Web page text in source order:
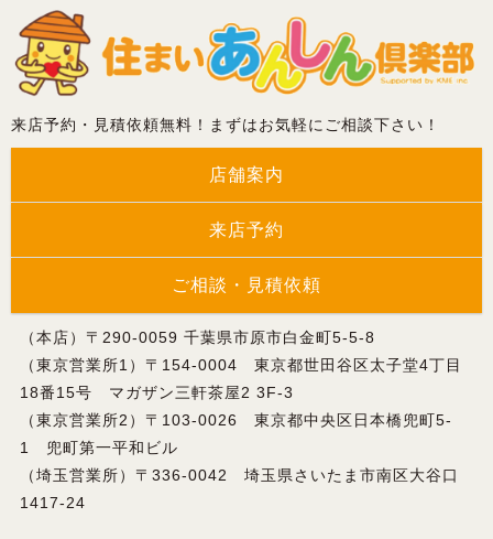
来店予約・見積依頼無料！まずはお気軽にご相談下さい！
店舗案内
来店予約
ご相談・見積依頼
（本店）〒290-0059 千葉県市原市白金町5-5-8
（東京営業所1）〒154-0004 東京都世田谷区太子堂4丁目
18番15号 マガザン三軒茶屋2 3F-3
（東京営業所2）〒103-0026 東京都中央区日本橋兜町5-
1 兜町第一平和ビル
（埼玉営業所）〒336-0042 埼玉県さいたま市南区大谷口
1417-24